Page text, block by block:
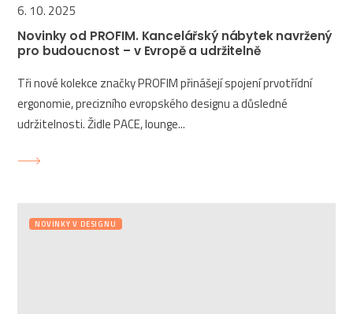
6. 10. 2025
Novinky od PROFIM. Kancelářský nábytek navržený
pro budoucnost – v Evropě a udržitelně
Tři nové kolekce značky PROFIM přinášejí spojení prvotřídní
ergonomie, precizního evropského designu a důsledné
udržitelnosti. Židle PACE, lounge...
NOVINKY V DESIGNU